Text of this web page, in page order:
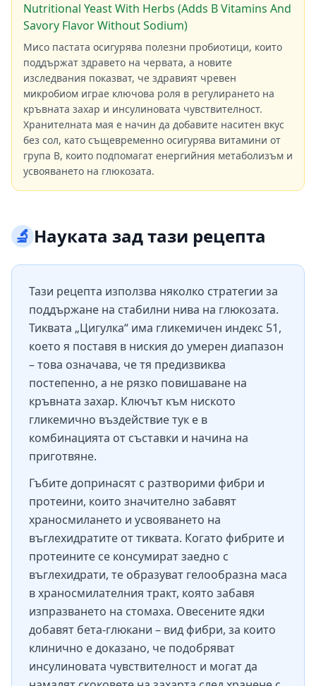
Nutritional Yeast With Herbs (Adds B Vitamins And
Savory Flavor Without Sodium)
Мисо пастата осигурява полезни пробиотици, които
поддържат здравето на червата, а новите
изследвания показват, че здравият чревен
микробиом играе ключова роля в регулирането на
кръвната захар и инсулиновата чувствителност.
Хранителната мая е начин да добавите наситен вкус
без сол, като същевременно осигурява витамини от
група B, които подпомагат енергийния метаболизъм и
усвояването на глюкозата.
🔬Науката зад тази рецепта
Тази рецепта използва няколко стратегии за
поддържане на стабилни нива на глюкозата.
Тиквата „Цигулка“ има гликемичен индекс 51,
което я поставя в ниския до умерен диапазон
– това означава, че тя предизвиква
постепенно, а не рязко повишаване на
кръвната захар. Ключът към ниското
гликемично въздействие тук е в
комбинацията от съставки и начина на
приготвяне.
Гъбите допринасят с разтворими фибри и
протеини, които значително забавят
храносмилането и усвояването на
въглехидратите от тиквата. Когато фибрите и
протеините се консумират заедно с
въглехидрати, те образуват гелообразна маса
в храносмилателния тракт, която забавя
изпразването на стомаха. Овесените ядки
добавят бета-глюкани – вид фибри, за които
клинично е доказано, че подобряват
инсулиновата чувствителност и могат да